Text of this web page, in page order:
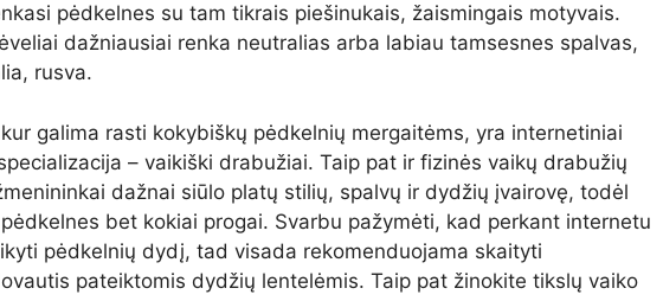
pėdkelnes su tam tikrais piešinukais, žaismingais motyvais.
dažniausiai renka neutralias arba labiau tamsesnes spalvas,
rusva.
galima rasti kokybiškų pėdkelnių mergaitėms, yra internetiniai
– vaikiški drabužiai. Taip pat ir fizinės vaikų drabužių
dažnai siūlo platų stilių, spalvų ir dydžių įvairovę, todėl
bet kokiai progai. Svarbu pažymėti, kad perkant internetu
pėdkelnių dydį, tad visada rekomenduojama skaityti
pateiktomis dydžių lentelėmis. Taip pat žinokite tikslų vaiko